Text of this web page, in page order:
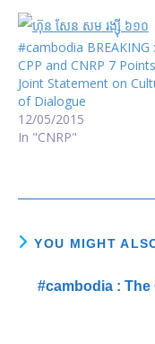
#cambodia BREAKING :
CPP and CNRP 7 Points
Joint Statement on
of Dialogue
12/05/2015
In "CNRP"
YOU MIGHT
#cambodia :